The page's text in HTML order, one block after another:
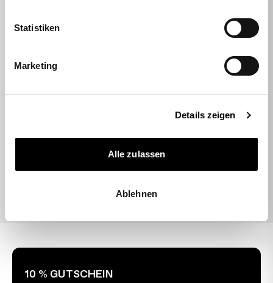
Statistiken
Marketing
Details zeigen
Alle zulassen
Ablehnen
Rhukii
Hatte online einen Sitness RS Sport Plus
Kunden Support top, super schnell und
vergessen, konnte nachträglich ohne…
10 % GUTSCHEIN